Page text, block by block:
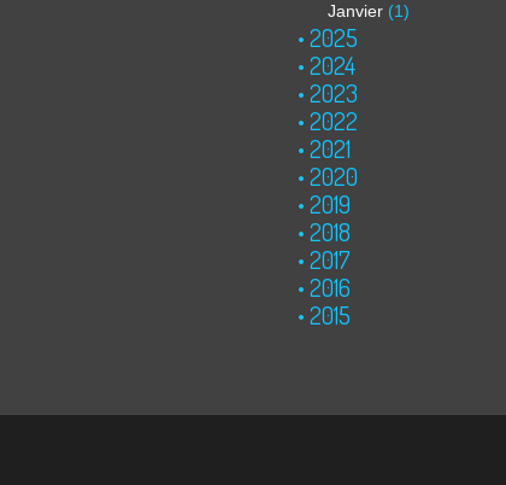
Janvier (1)
2025
2024
2023
2022
2021
2020
2019
2018
2017
2016
2015